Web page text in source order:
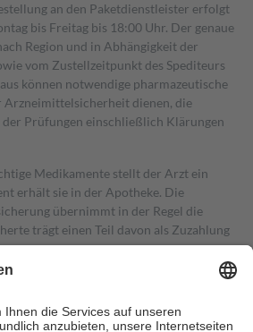
an den Paketdienstleister erfolgt
bis Freitag bis 18:00 Uhr. Der genaue
Region und in Abhängigkeit der
vom Zustellzeitpunkt des Spediteurs
können notwendige pharmazeutische
Arzneimittelsicherheit dienen, die
Prüfungen einschließlich Klärungen
Medikamente stellt der Arzt ein
erhält sie in der Apotheke. Die
übernimmt in der Regel die
trägt einen Teil davon als Zuzahlung
Zuzahlungen in Höhe von zehn
sind jedoch nie mehr als die tatsächlichen